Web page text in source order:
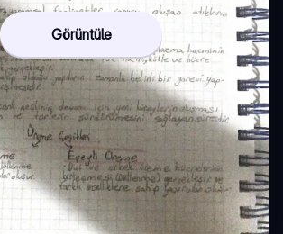
Görüntüle